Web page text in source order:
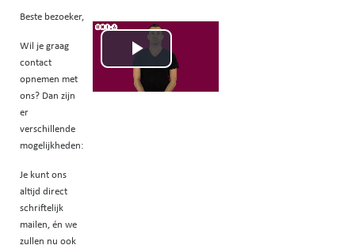
Beste bezoeker,
Wil je graag
contact
opnemen met
ons? Dan zijn
er
verschillende
mogelijkheden:
Je kunt ons
altijd direct
schriftelijk
mailen, én we
zullen nu ook
L